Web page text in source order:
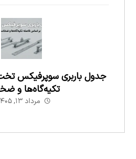
جدول باربری سوپرفیکس
تکیه‌گاه‌ها و
مرداد ۱۳, ۱۴۰۵